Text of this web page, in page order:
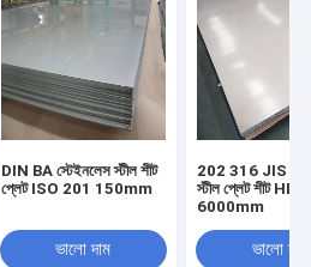
DIN BA স্টেইনলেস স্টীল শীট
প্লেট ISO 201 150mm
ভালো দাম
202 316 JIS
স্টীল প্লেট শীট HL
6000mm
ভালো দাম